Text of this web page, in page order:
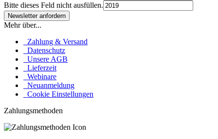
Bitte dieses Feld nicht ausfüllen.
Mehr über...
Zahlung & Versand
Datenschutz
Unsere AGB
Lieferzeit
Webinare
Neuanmeldung
Cookie Einstellungen
Zahlungsmethoden